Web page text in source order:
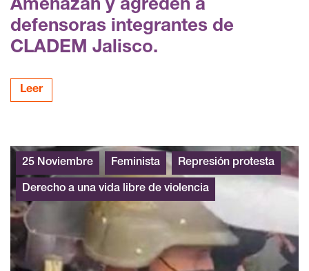
Amenazan y agreden a
defensoras integrantes de
CLADEM Jalisco.
Leer
25 Noviembre Feminista Represión protesta
Derecho a una vida libre de violencia